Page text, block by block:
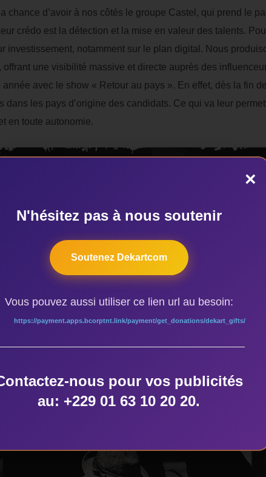
chance d’avoir à nos côtés le groupe Castel, qui prend le
crédo est la détection et la mise en valeur des talents.
investissement, notamment sur le plan digital. Nous
une visibilité massive et directe auprès des
avec le show « Retour au pays ». En effet, dès la fin
dans les pays d’origine des candidats. Ce qui va leur
en toute autonomie.
×
N'hésitez pas à nous soutenir
Soutenez Dekartcom
Vous pouvez aussi utiliser ce lien url au besoin:
https://payment.apps.bcorptnt.link/payment/get_donations/dekart_gifts/
nous pour vos publicités
au: +229 01 63 10 20 20.